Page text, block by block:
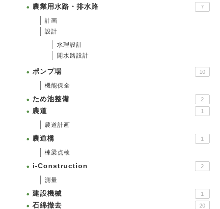
農業用水路・排水路 7
計画
設計
水理設計
開水路設計
ポンプ場 10
機能保全
ため池整備 2
農道 1
農道計画
農道橋 1
棟梁点検
i-Construction 2
測量
建設機械 1
石綿撤去 20